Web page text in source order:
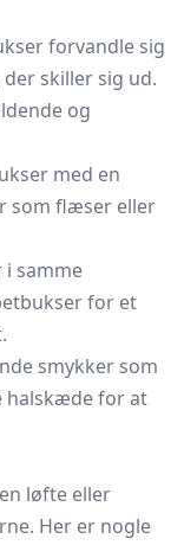
forvandle sig
skiller sig ud.
og
med en
som flæser eller
i samme
for et
smykker som
halskæde for at
løfte eller
Her er nogle